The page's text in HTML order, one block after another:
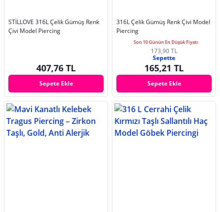
STİLLOVE 316L Çelik Gümüş Renk
Çivi Model Piercing
407,76 TL
Sepete Ekle
316L Çelik Gümüş Renk Çivi Model
Piercing
Son 10 Günün En Düşük Fiyatı
173,90 TL
Sepette
165,21 TL
Sepete Ekle